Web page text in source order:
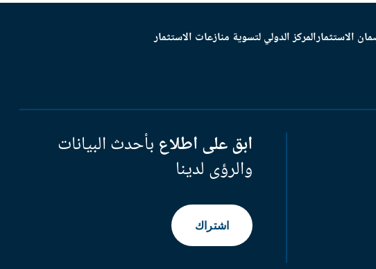
الاستثمارالمركز الدولي لتسوية منازعات الاستثمار
ابق على اطلاع بأحدث البيانات
والرؤى لدينا
اشتراك